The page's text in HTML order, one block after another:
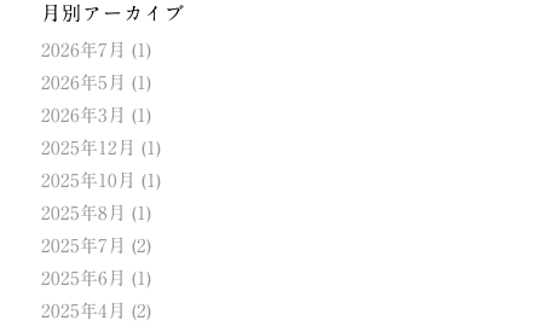
月別アーカイブ
2026年7月 (1)
2026年5月 (1)
2026年3月 (1)
2025年12月 (1)
2025年10月 (1)
2025年8月 (1)
2025年7月 (2)
2025年6月 (1)
2025年4月 (2)